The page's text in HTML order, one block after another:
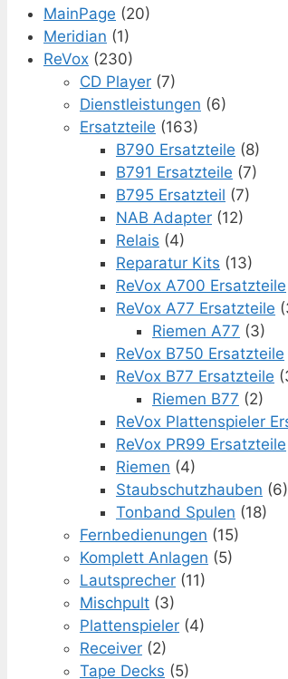
MainPage (20)
Meridian (1)
ReVox (230)
CD Player (7)
Dienstleistungen (6)
Ersatzteile (163)
B790 Ersatzteile (8)
B791 Ersatzteile (7)
B795 Ersatzteil (7)
NAB Adapter (12)
Relais (4)
Reparatur Kits (13)
ReVox A700 Ersatzteile
ReVox A77 Ersatzteile
Riemen A77 (3)
ReVox B750 Ersatzteile
ReVox B77 Ersatzteile
Riemen B77 (2)
ReVox Plattenspieler
ReVox PR99 Ersatzteile
Riemen (4)
Staubschutzhauben (6)
Tonband Spulen (18)
Fernbedienungen (15)
Komplett Anlagen (5)
Lautsprecher (11)
Mischpult (3)
Plattenspieler (4)
Receiver (2)
Tape Decks (5)